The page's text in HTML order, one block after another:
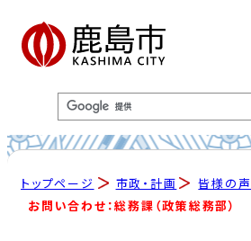
トップページ 市政・計画 皆様の声
お問い合わせ：総務課（政策総務部）